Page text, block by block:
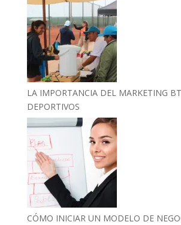
LA IMPORTANCIA DEL MARKETING
DEPORTIVOS
CÓMO INICIAR UN MODELO DE